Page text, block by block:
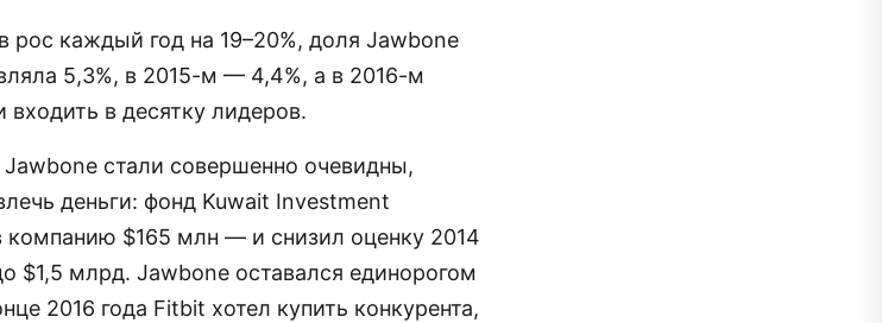
каждый год на 19–20%, доля Jawbone
5,3%, в 2015-м — 4,4%, а в 2016-м
в десятку лидеров.
стали совершенно очевидны,
деньги: фонд Kuwait Investment
компанию $165 млн — и снизил оценку 2014
$1,5 млрд. Jawbone оставался единорогом
2016 года Fitbit хотел купить конкурента,